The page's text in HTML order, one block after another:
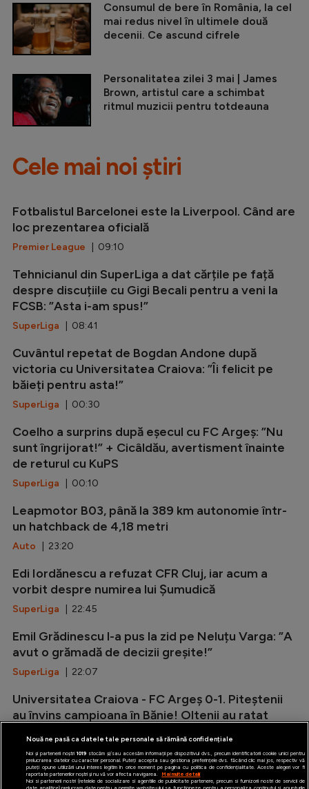
Consumul de bere în România, la cel
mai redus nivel în ultimele două
decenii. Ce ascund cifrele
Personalitatea zilei 3 mai | James
Brown, artistul care a schimbat
ritmul muzicii pentru totdeauna
Cele mai noi știri
Fotbalistul Barcelonei este la Liverpool. Când are
loc prezentarea oficială
Premier League | 09:10
Tehnicianul din SuperLiga a dat cărțile pe față
despre discuțiile cu Gigi Becali pentru a veni la
FCSB: ”Asta i-am spus!”
SuperLiga | 08:41
Cuvântul repetat de Bogdan Andone după
victoria cu Universitatea Craiova: ”Îi felicit pe
băieți pentru asta!”
SuperLiga | 00:30
Coelho a surprins după eșecul cu FC Argeș: ”Nu
sunt îngrijorat!” + Cicâldău, avertisment înainte
de returul cu KuPS
SuperLiga | 00:10
Leapmotor B03, până la 389 km autonomie într-
un hatchback de 4,18 metri
Auto | 23:20
Edi Iordănescu a refuzat CFR Cluj, iar acum a
vorbit despre numirea lui Șumudică
SuperLiga | 22:45
Emil Grădinescu l-a pus la zid pe Neluțu Varga: ”A
avut o grămadă de decizii greșite!”
SuperLiga | 22:07
Universitatea Craiova - FC Argeș 0-1. Piteștenii
au învins campioana în Bănie! Oltenii au ratat
SuperLiga| 21:15
Nouă ne pasă ca datele tale personale să rămână confidențiale
Noi și partenerii noștri 1019stocăm și/sau accesăm informații pe dispozitivul dvs., precum identificatorii cookie unici pentru
prelucrarea datelor cu caracter personal. Puteți accepta sau gestiona preferințele dvs. făcând clic mai jos, respectiv vă
puteți opune utilizării unui interes legitim în orice moment pe pagina cu politica de confidențialitate. Aceste alegeri vor fi
raportate partenerilor noștri și nu vă vor afecta navigarea.
Mai multe detalii
Noi si partenerii nostri (retelele de socializare si agentiile de publicitate partenere, precum si furnizorii nostri de servicii de
date analitice) prelucram date pentru a permite website-ului sa functioneze, pentru a personaliza continutul si anunturile